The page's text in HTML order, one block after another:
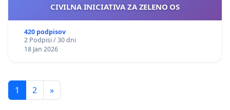
CIVILNA INICIATIVA ZA ZELENO OS
420 podpisov
2 Podpisi / 30 dni
18 Jan 2026
1 2 »